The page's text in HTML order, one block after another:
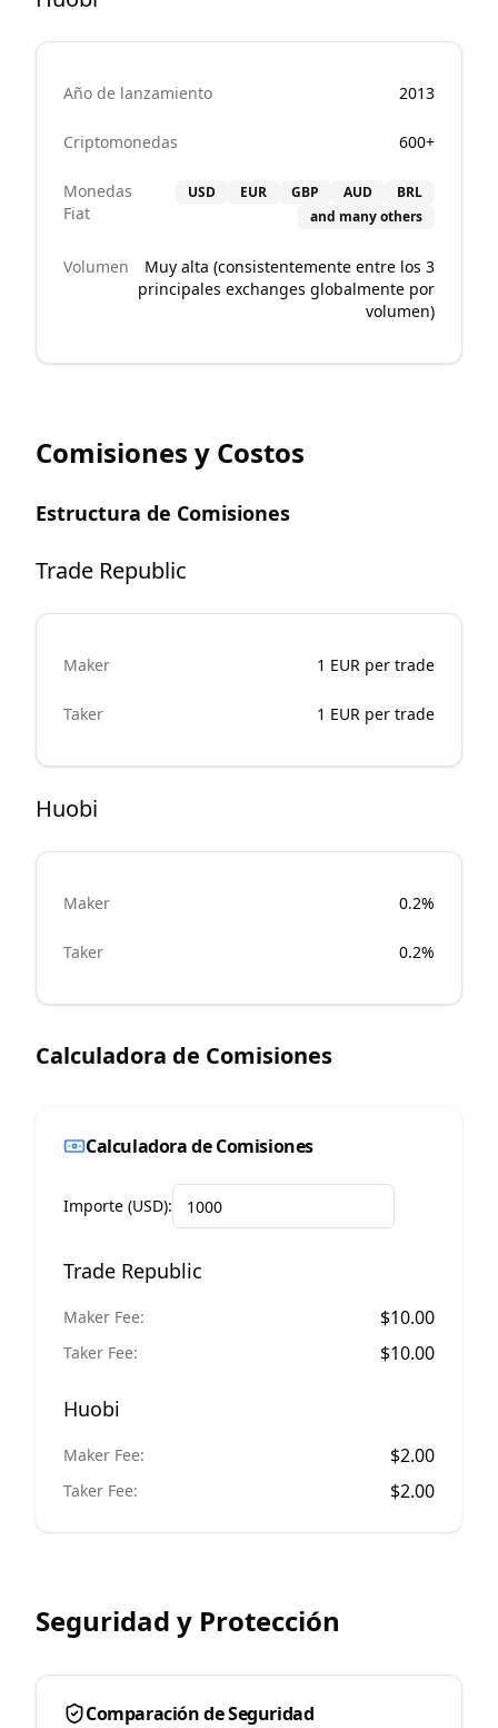
Año de lanzamiento 2013
Criptomonedas 600+
Monedas
Fiat
USD EUR GBP AUD
BRL
and many others
Volumen
Muy alta (consistentemente entre los 3
principales exchanges globalmente por
volumen)
Comisiones y Costos
Estructura de Comisiones
Trade Republic
Maker 1 EUR per trade
Taker 1 EUR per trade
Huobi
Maker 0.2%
Taker 0.2%
Calculadora de Comisiones
Calculadora de Comisiones
Importe (USD):
Trade Republic
Maker Fee: $10.00
Taker Fee: $10.00
Huobi
Maker Fee: $2.00
Taker Fee: $2.00
Seguridad y Protección
Comparación de Seguridad